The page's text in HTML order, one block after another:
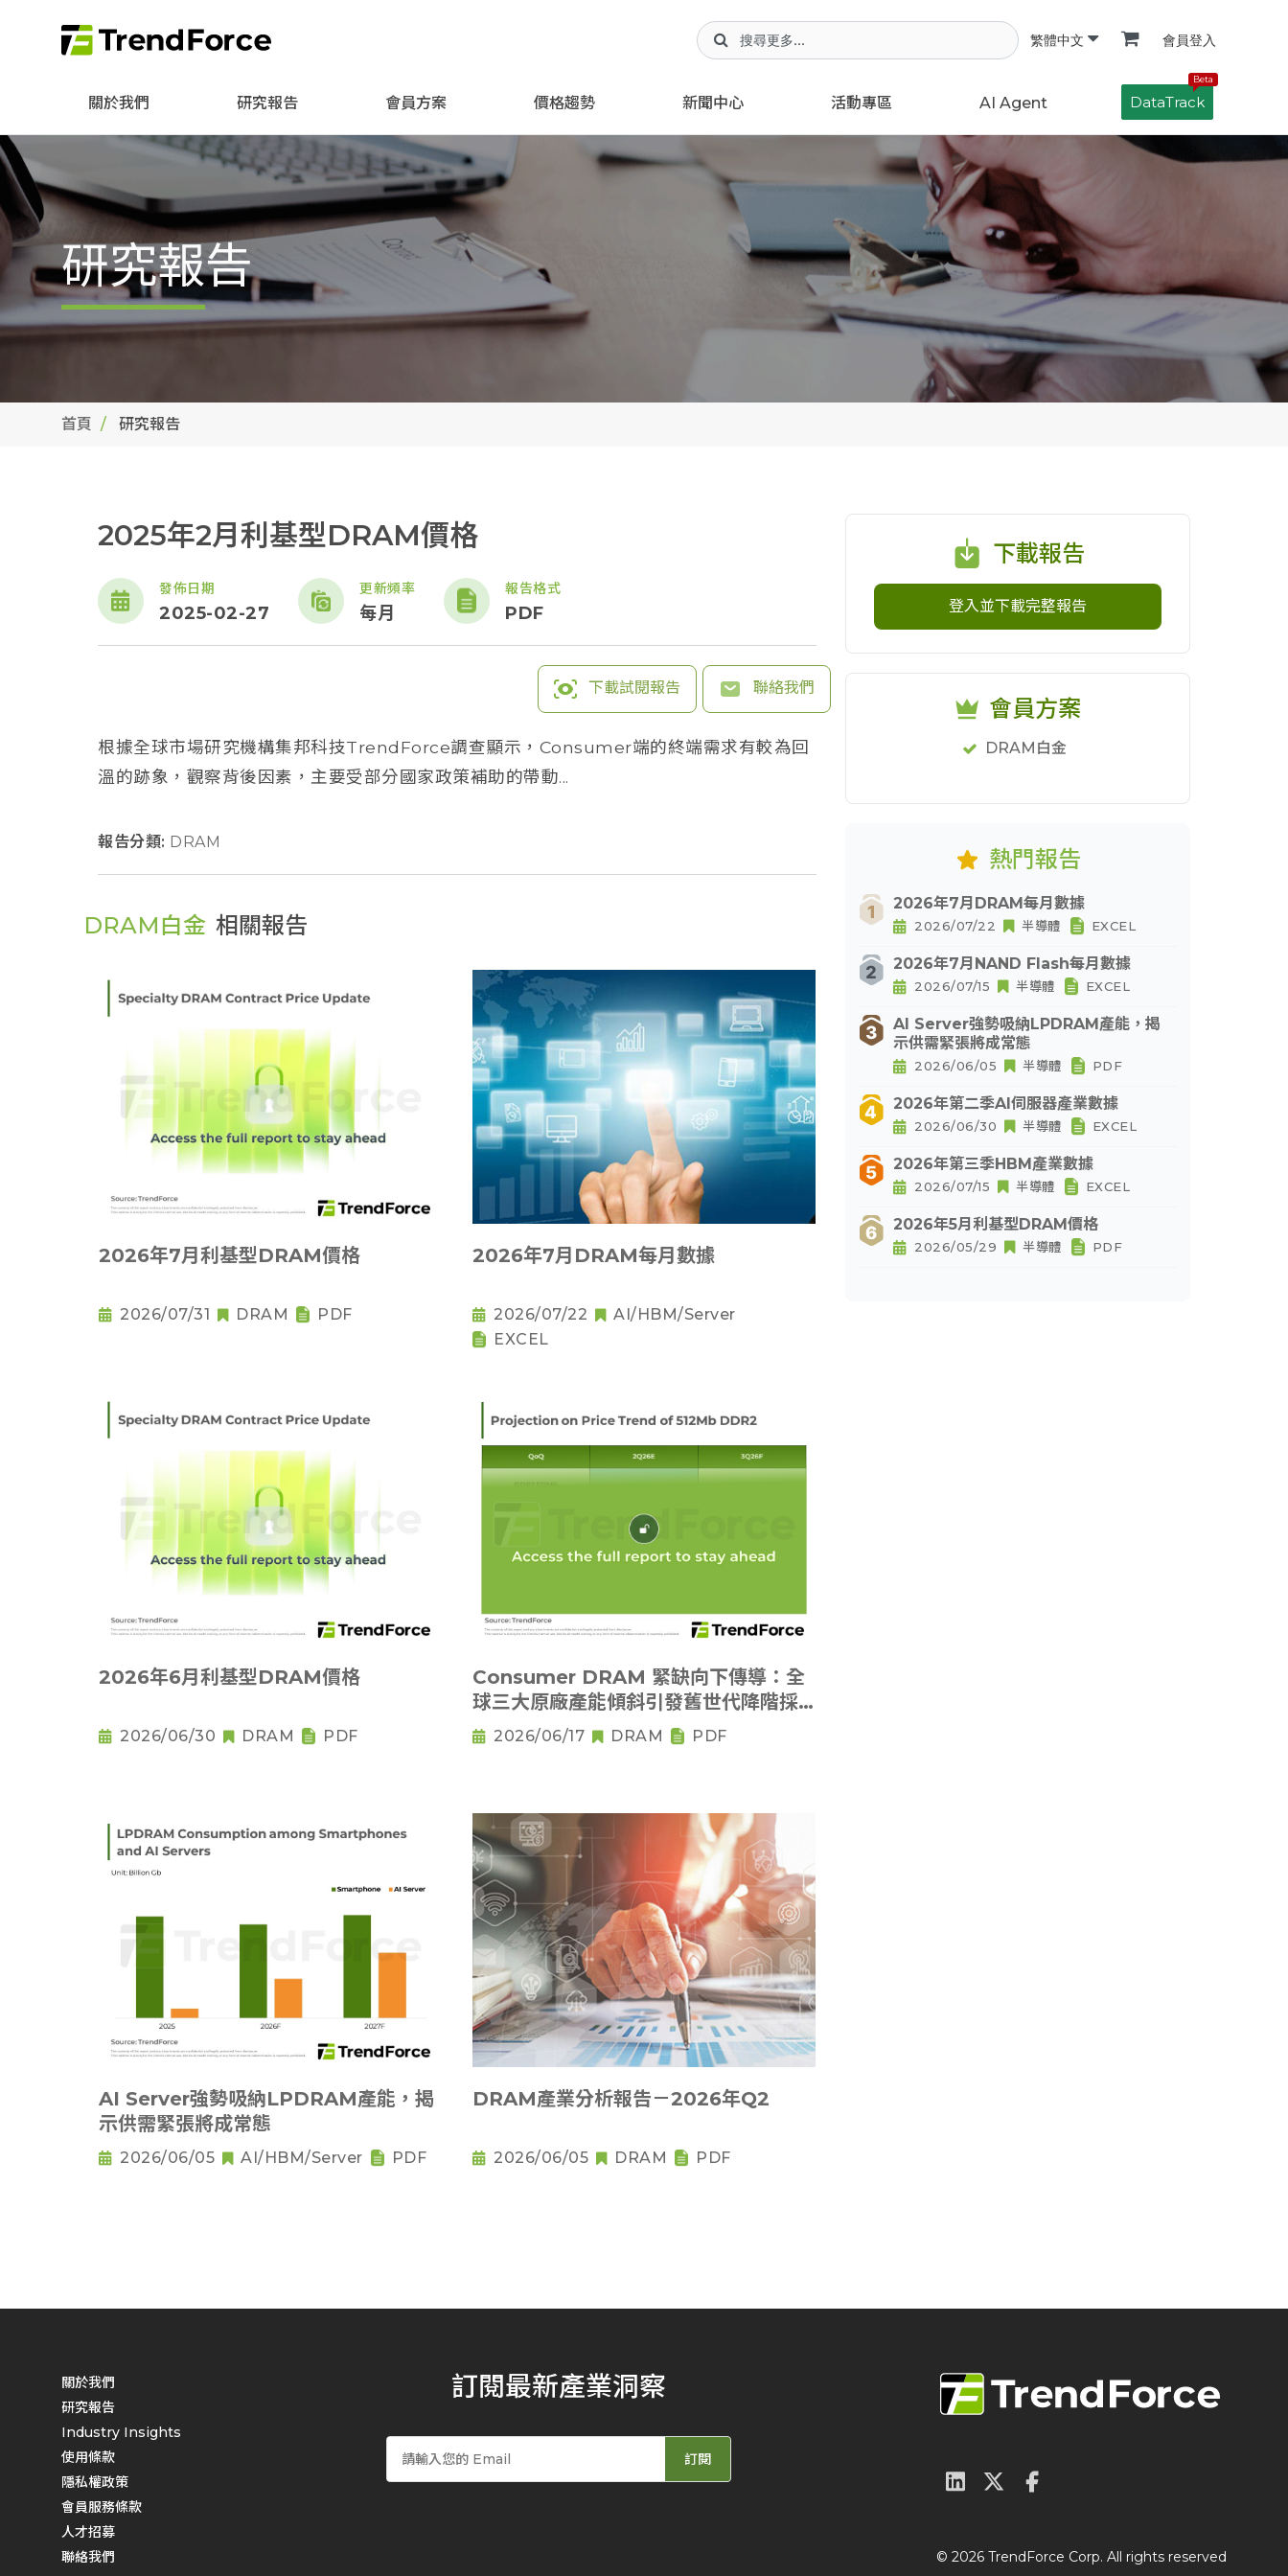
繁體中文 會員登入
關於我們 研究報告 會員方案 價格趨勢 新聞中心 活動專區 AI Agent
Beta
DataTrack
研究報告
首頁 研究報告
2025年2月利基型DRAM價格
發佈日期
2025-02-27
更新頻率
每月
報告格式
PDF
下載試閱報告 聯絡我們
根據全球市場研究機構集邦科技TrendForce調查顯示，Consumer端的終端需求有較為回
溫的跡象，觀察背後因素，主要受部分國家政策補助的帶動...
報告分類: DRAM
DRAM白金 相關報告
2026年7月利基型DRAM價格
2026/07/31 DRAM PDF
2026年7月DRAM每月數據
2026/07/22
AI/HBM/Server
EXCEL
2026年6月利基型DRAM價格
2026/06/30 DRAM PDF
Consumer DRAM 緊缺向下傳導：全
球三大原廠產能傾斜引發舊世代降階採
購潮2026/06/17 DRAM PDF
AI Server強勢吸納LPDRAM產能，揭
示供需緊張將成常態
2026/06/05 AI/HBM/Server PDF
DRAM產業分析報告－2026年Q2
2026/06/05 DRAM PDF
下載報告
登入並下載完整報告
會員方案
DRAM白金
熱門報告
2026年7月DRAM每月數據
2026/07/22 半導體 EXCEL
2026年7月NAND Flash每月數據
2026/07/15 半導體 EXCEL
AI Server強勢吸納LPDRAM產能，揭
示供需緊張將成常態
2026/06/05 半導體 PDF
2026年第二季AI伺服器產業數據
2026/06/30 半導體 EXCEL
2026年第三季HBM產業數據
2026/07/15 半導體 EXCEL
2026年5月利基型DRAM價格
2026/05/29 半導體 PDF
關於我們
研究報告
Industry Insights
使用條款
隱私權政策
會員服務條款
人才招募
聯絡我們
訂閱最新產業洞察
訂閱
© 2026 TrendForce Corp. All rights reserved